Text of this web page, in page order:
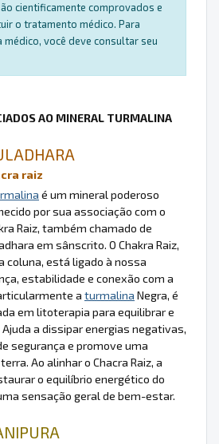
cientificamente comprovados e
o tratamento médico. Para
você deve consultar seu
AO MINERAL TURMALINA
raiz
é um mineral poderoso
por sua associação com o
Raiz, também chamado de
em sânscrito. O Chakra Raiz,
coluna, está ligado à nossa
estabilidade e conexão com a
a turmalina Negra, é
em litoterapia para equilibrar e
a dissipar energias negativas,
segurança e promove uma
Ao alinhar o Chacra Raiz, a
o equilíbrio energético do
sensação geral de bem-estar.